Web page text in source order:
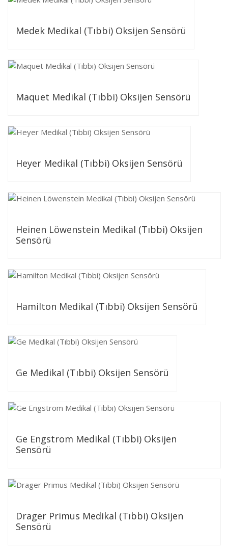
Medek Medikal (Tıbbi) Oksijen Sensörü
Maquet Medikal (Tıbbi) Oksijen Sensörü
Heyer Medikal (Tıbbi) Oksijen Sensörü
Heinen Löwenstein Medikal (Tıbbi) Oksijen
Sensörü
Hamilton Medikal (Tıbbi) Oksijen Sensörü
Ge Medikal (Tıbbi) Oksijen Sensörü
Ge Engstrom Medikal (Tıbbi) Oksijen
Sensörü
Drager Primus Medikal (Tıbbi) Oksijen
Sensörü